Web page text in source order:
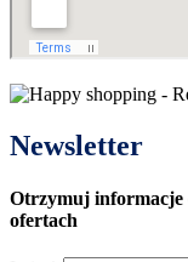
Newsletter
Otrzymuj informacje
ofertach